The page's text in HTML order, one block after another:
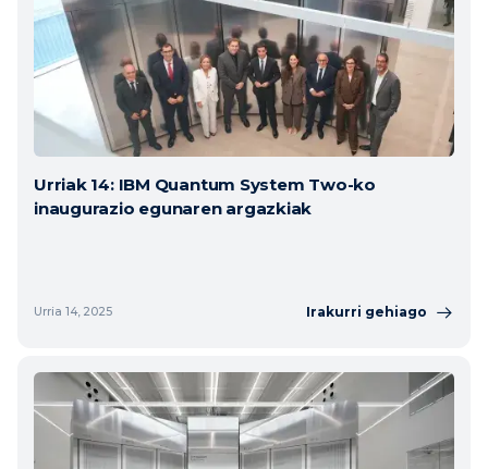
Urriak 14: IBM Quantum System Two-ko
inaugurazio egunaren argazkiak
Urria 14, 2025 Irakurri gehiago